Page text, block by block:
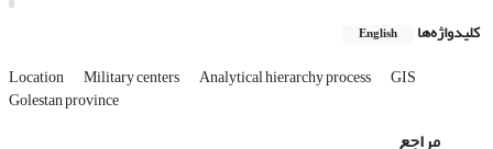
کلیدواژه‌ها English
Location Military centers Analytical hierarchy process GIS
Golestan province
مراجع